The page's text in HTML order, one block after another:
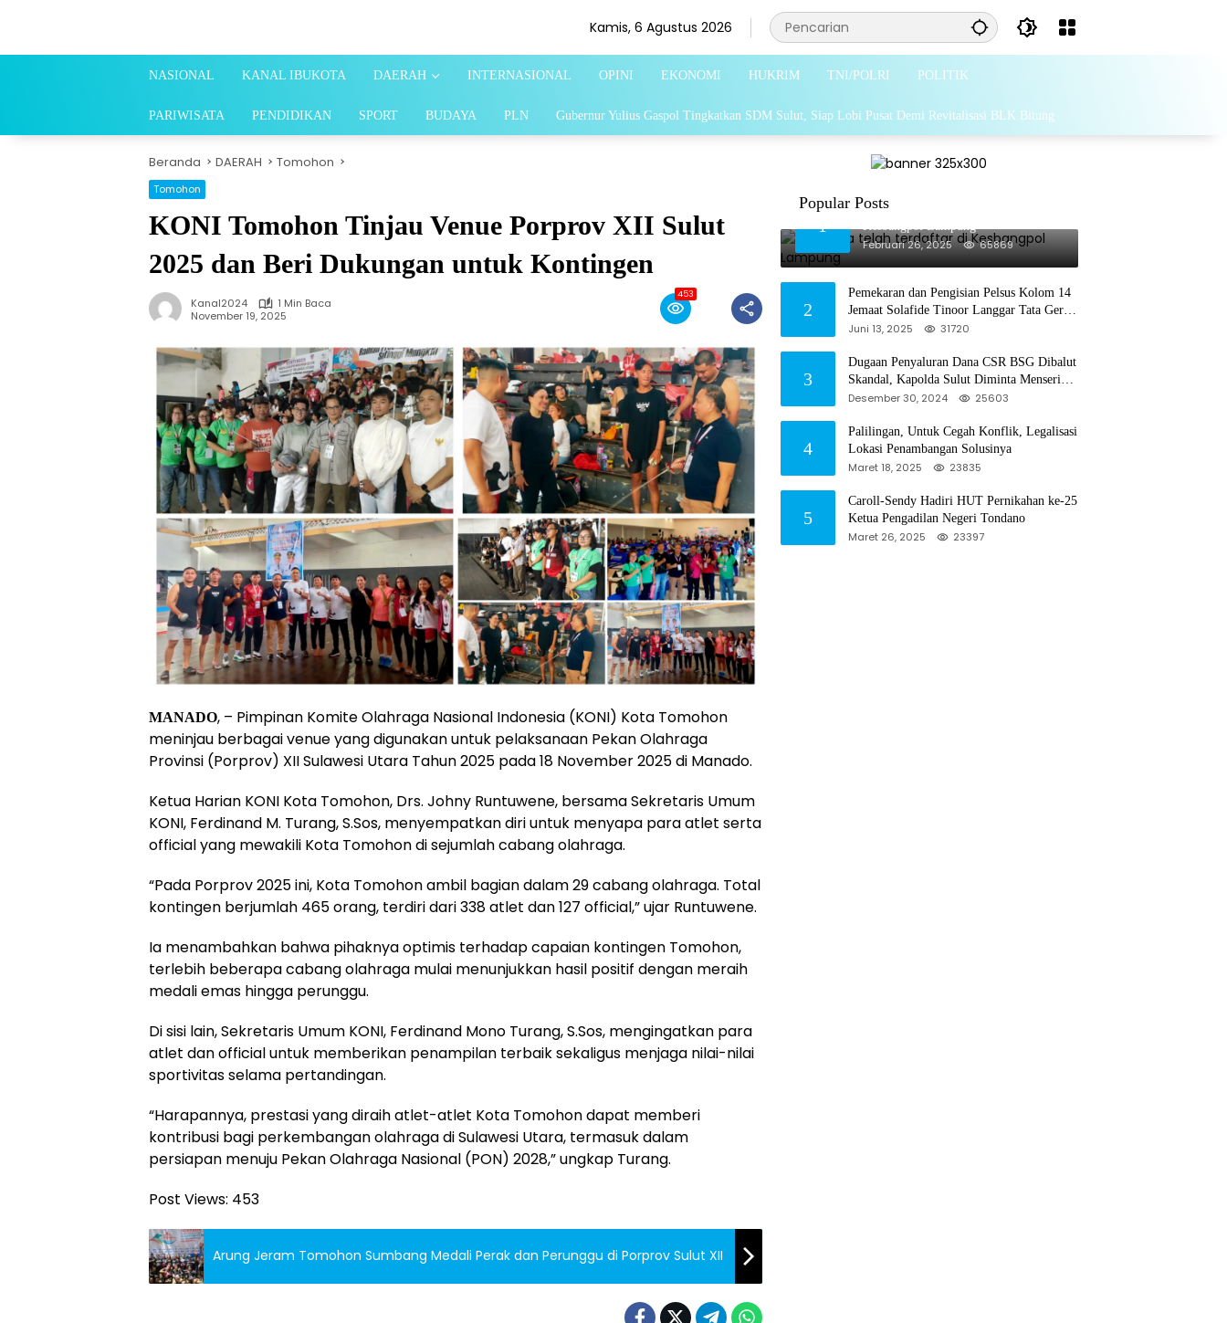
Kamis, 6 Agustus 2026
NASIONAL KANAL IBUKOTA DAERAH INTERNASIONAL OPINI EKONOMI HUKRIM TNI/POLRI POLITIK
PARIWISATA PENDIDIKAN SPORT BUDAYA PLN Gubernur Yulius Gaspol Tingkatkan SDM Sulut, Siap Lobi Pusat Demi Revitalisasi BLK Bitung
Beranda DAERAH Tomohon
Tomohon
KONI Tomohon Tinjau Venue Porprov XII Sulut
2025 dan Beri Dukungan untuk Kontingen
Kanal2024
1 Min Baca
November 19, 2025
453
MANADO, – Pimpinan Komite Olahraga Nasional Indonesia (KONI) Kota Tomohon
meninjau berbagai venue yang digunakan untuk pelaksanaan Pekan Olahraga
Provinsi (Porprov) XII Sulawesi Utara Tahun 2025 pada 18 November 2025 di Manado.
Ketua Harian KONI Kota Tomohon, Drs. Johny Runtuwene, bersama Sekretaris Umum
KONI, Ferdinand M. Turang, S.Sos, menyempatkan diri untuk menyapa para atlet serta
official yang mewakili Kota Tomohon di sejumlah cabang olahraga.
“Pada Porprov 2025 ini, Kota Tomohon ambil bagian dalam 29 cabang olahraga. Total
kontingen berjumlah 465 orang, terdiri dari 338 atlet dan 127 official,” ujar Runtuwene.
Ia menambahkan bahwa pihaknya optimis terhadap capaian kontingen Tomohon,
terlebih beberapa cabang olahraga mulai menunjukkan hasil positif dengan meraih
medali emas hingga perunggu.
Di sisi lain, Sekretaris Umum KONI, Ferdinand Mono Turang, S.Sos, mengingatkan para
atlet dan official untuk memberikan penampilan terbaik sekaligus menjaga nilai-nilai
sportivitas selama pertandingan.
“Harapannya, prestasi yang diraih atlet-atlet Kota Tomohon dapat memberi
kontribusi bagi perkembangan olahraga di Sulawesi Utara, termasuk dalam
persiapan menuju Pekan Olahraga Nasional (PON) 2028,” ungkap Turang.
Post Views: 453
Arung Jeram Tomohon Sumbang Medali Perak dan Perunggu di Porprov Sulut XII
Popular Posts
1
Grib Jaya telah terdaftar di
Februari 26, 2025 65869
2
Pemekaran dan Pengisian Pelsus Kolom 14
Jemaat Solafide Tinoor Langgar Tata Gereja
2021, Toreh : Ini Perbuatan Melawan
Juni 13, 2025 31720
3
Dugaan Penyaluran Dana CSR BSG Dibalut
Skandal, Kapolda Sulut Diminta Menseriusi
Hal ini
Desember 30, 2024 25603
4
Palilingan, Untuk Cegah Konflik, Legalisasi
Lokasi Penambangan Solusinya
Maret 18, 2025 23835
5
Caroll-Sendy Hadiri HUT Pernikahan ke-25
Ketua Pengadilan Negeri Tondano
Maret 26, 2025 23397